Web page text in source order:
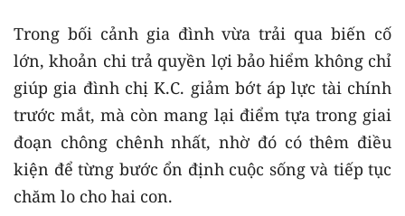
Trong bối cảnh gia đình vừa trải qua biến cố
lớn, khoản chi trả quyền lợi bảo hiểm không chỉ
giúp gia đình chị K.C. giảm bớt áp lực tài chính
trước mắt, mà còn mang lại điểm tựa trong giai
đoạn chông chênh nhất, nhờ đó có thêm điều
kiện để từng bước ổn định cuộc sống và tiếp tục
chăm lo cho hai con.